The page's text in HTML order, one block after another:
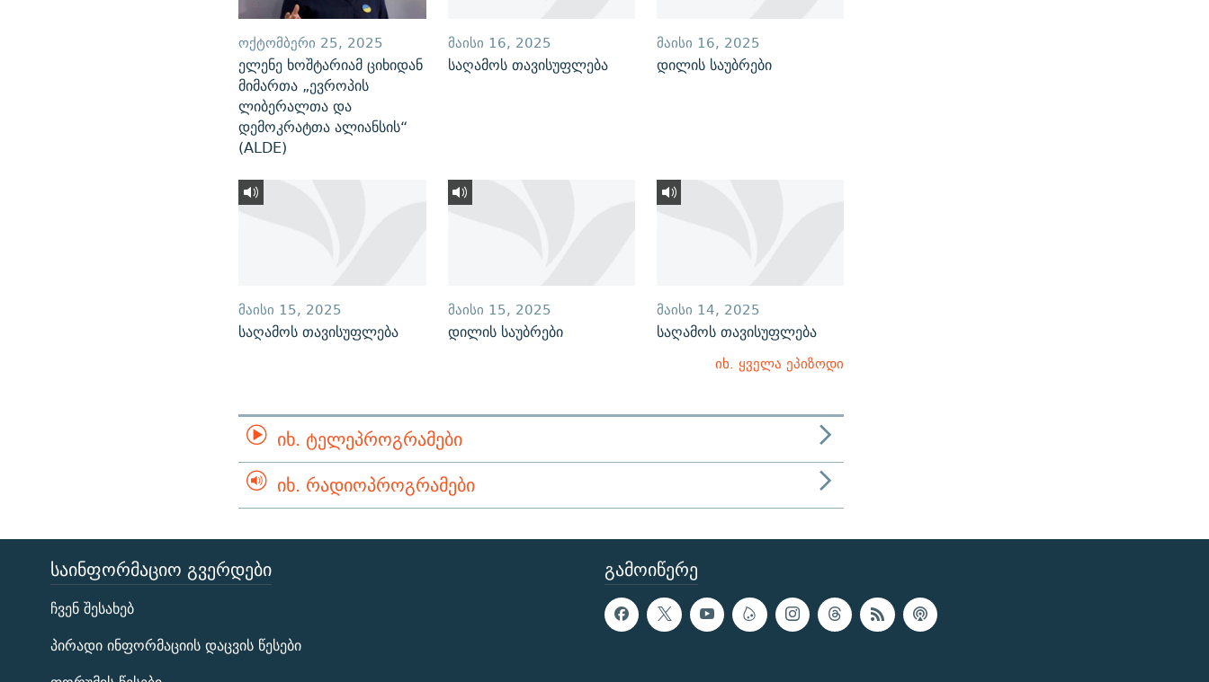
ЭХО КАВКАЗА
ᲝᲥᲢᲝᲛᲑᲔᲠᲘ 25, 2025
ელენე ხოშტარიამ ციხიდან
მიმართა „ევროპის
ლიბერალთა და
დემოკრატთა ალიანსის“
(ALDE)
ᲛᲐᲘᲡᲘ 16, 2025
საღამოს თავისუფლება
ᲛᲐᲘᲡᲘ 16, 2025
დილის საუბრები
ᲛᲐᲘᲡᲘ 15, 2025
საღამოს თავისუფლება
ᲛᲐᲘᲡᲘ 15, 2025
დილის საუბრები
ᲛᲐᲘᲡᲘ 14, 2025
საღამოს თავისუფლება
იხ. ყველა ეპიზოდი
ᲘᲮ. ᲢᲔᲚᲔᲞᲠᲝᲒᲠᲐᲛᲔᲑᲘ
ᲘᲮ. ᲠᲐᲓᲘᲝᲞᲠᲝᲒᲠᲐᲛᲔᲑᲘ
ᲒᲐᲛᲝᲘᲬᲔᲠᲔ
ᲡᲐᲘᲜᲤᲝᲠᲛᲐᲪᲘᲝ ᲒᲕᲔᲠᲓᲔᲑᲘ
ჩვენ შესახებ
პირადი ინფორმაციის დაცვის წესები